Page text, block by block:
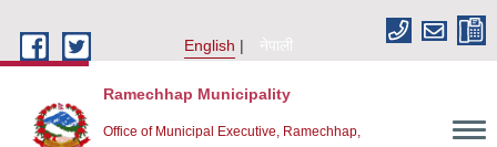
English
नेपाली
Ramechhap Municipality
Office of Municipal Executive, Ramechhap,